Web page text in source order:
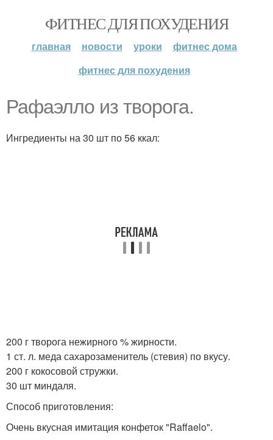
ФИТНЕС ДЛЯ ПОХУДЕНИЯ
главная новости уроки
фитнес дома
фитнес для похудения
Рафаэлло из творога.
Ингредиенты на 30 шт по 56 ккал:
200 г творога нежирного % жирности.
1 ст. л. меда сахарозаменитель (стевия) по вкусу.
200 г кокосовой стружки.
30 шт миндаля.
Способ приготовления:
Очень вкусная имитация конфеток "Raffaelo".